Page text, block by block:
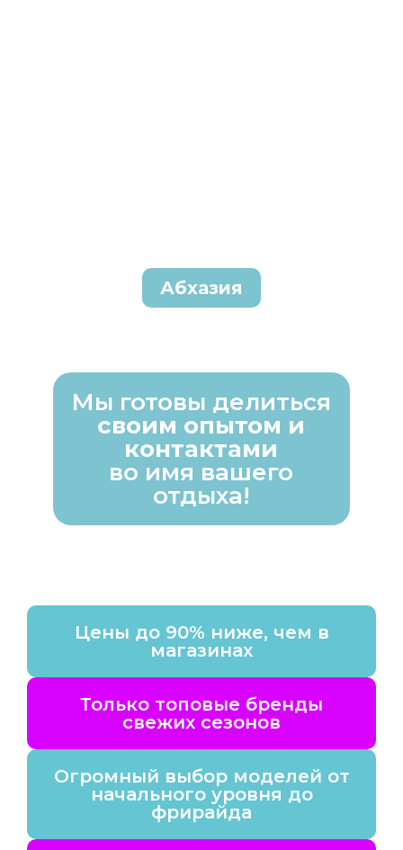
Абхазия
Мы готовы делиться
своим опытом и
контактами
во имя вашего
отдыха!
Цены до 90% ниже, чем в
магазинах
Только топовые бренды
свежих сезонов
Огромный выбор моделей от
начального уровня до
фрирайда